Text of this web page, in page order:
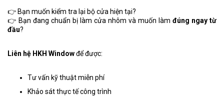
👉 Bạn muốn kiểm tra lại bộ cửa hiện tại?
👉 Bạn đang chuẩn bị làm cửa nhôm và muốn làm đúng ngay từ
đầu?
Liên hệ HKH Windowđể được:
Tư vấn kỹ thuật miễn phí
Khảo sát thực tế công trình